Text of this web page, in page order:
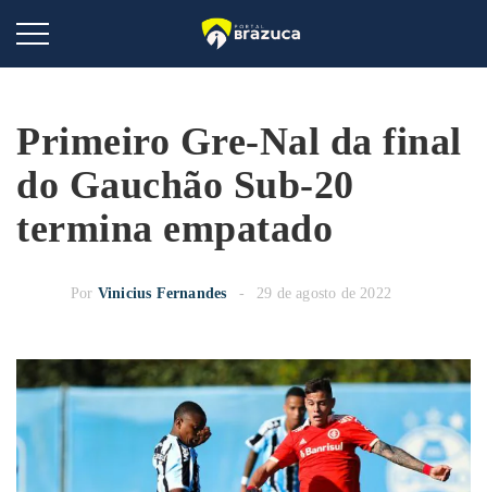
Primeiro Gre-Nal da final
do Gauchão Sub-20
termina empatado
Por Vinicius Fernandes 29 de agosto de 2022